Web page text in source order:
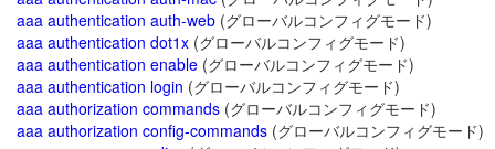
aaa authentication auth-web (グローバルコンフィグモード)
aaa authentication dot1x (グローバルコンフィグモード)
aaa authentication enable (グローバルコンフィグモード)
aaa authentication login (グローバルコンフィグモード)
aaa authorization commands (グローバルコンフィグモード)
aaa authorization config-commands (グローバルコンフィグモード)